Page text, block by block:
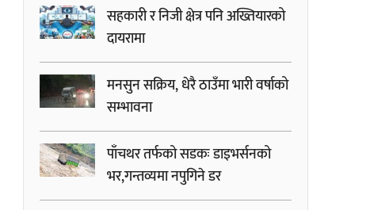
सहकारी र निजी क्षेत्र पनि अख्तियारको
दायरामा
मनसुन सक्रिय, धेरै ठाउँमा भारी वर्षाको
सम्भावना
पाँचथर तर्फको सडकः डाइभर्सनको
भर,गन्तव्यमा नपुगिने डर